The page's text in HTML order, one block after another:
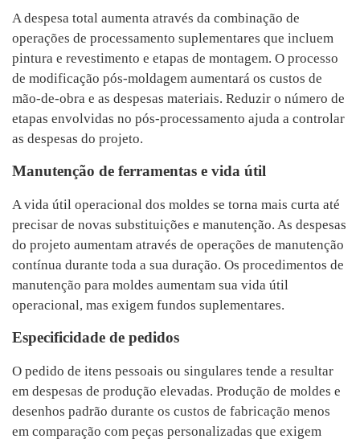
A despesa total aumenta através da combinação de
operações de processamento suplementares que incluem
pintura e revestimento e etapas de montagem. O processo
de modificação pós-moldagem aumentará os custos de
mão-de-obra e as despesas materiais. Reduzir o número de
etapas envolvidas no pós-processamento ajuda a controlar
as despesas do projeto.
Manutenção de ferramentas e vida útil
A vida útil operacional dos moldes se torna mais curta até
precisar de novas substituições e manutenção. As despesas
do projeto aumentam através de operações de manutenção
contínua durante toda a sua duração. Os procedimentos de
manutenção para moldes aumentam sua vida útil
operacional, mas exigem fundos suplementares.
Especificidade de pedidos
O pedido de itens pessoais ou singulares tende a resultar
em despesas de produção elevadas. Produção de moldes e
desenhos padrão durante os custos de fabricação menos
em comparação com peças personalizadas que exigem